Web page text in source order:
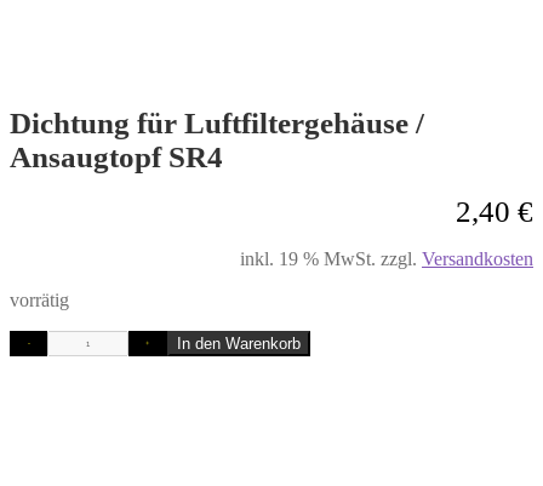
Dichtung für Luftfiltergehäuse /
Ansaugtopf SR4
2,40 €
inkl. 19 % MwSt. zzgl. Versandkosten
vorrätig
- + In den Warenkorb